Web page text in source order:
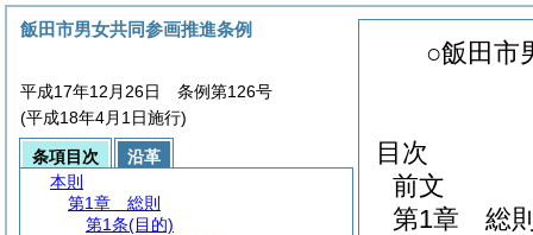
○飯田市
目次
前文
第1章
総
飯田市男女共同参画推進条例
平成17年12月26日 条例第126号
(平成18年4月1日施行)
条項目次
沿革
本則
第1章
総則
第1条(目的)